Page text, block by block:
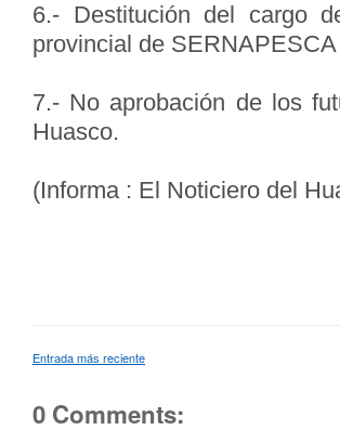
6.- Destitución del cargo
provincial de SERNAPESCA
7.- No aprobación de los
Huasco.
(Informa : El Noticiero del
Entrada más reciente
0 Comments: